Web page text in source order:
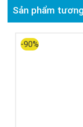
Sản phẩm
-90%